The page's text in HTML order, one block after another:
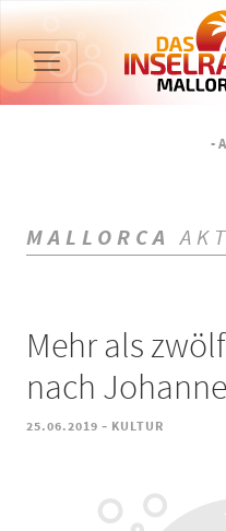
-
MALLORCA
Mehr als
nach
25.06.2019 - KULTUR